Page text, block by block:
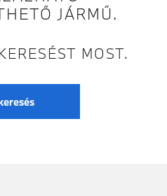
JÁRMŰ.
MOST.